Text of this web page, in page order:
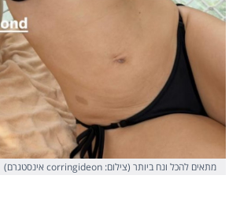
מתאים להכל ונח ביותר (צילום: corringideon אינסטגרם)